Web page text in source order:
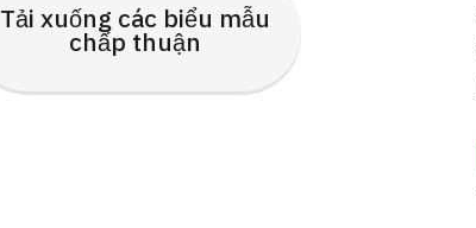
Tải xuống các biểu mẫu
chấp thuận